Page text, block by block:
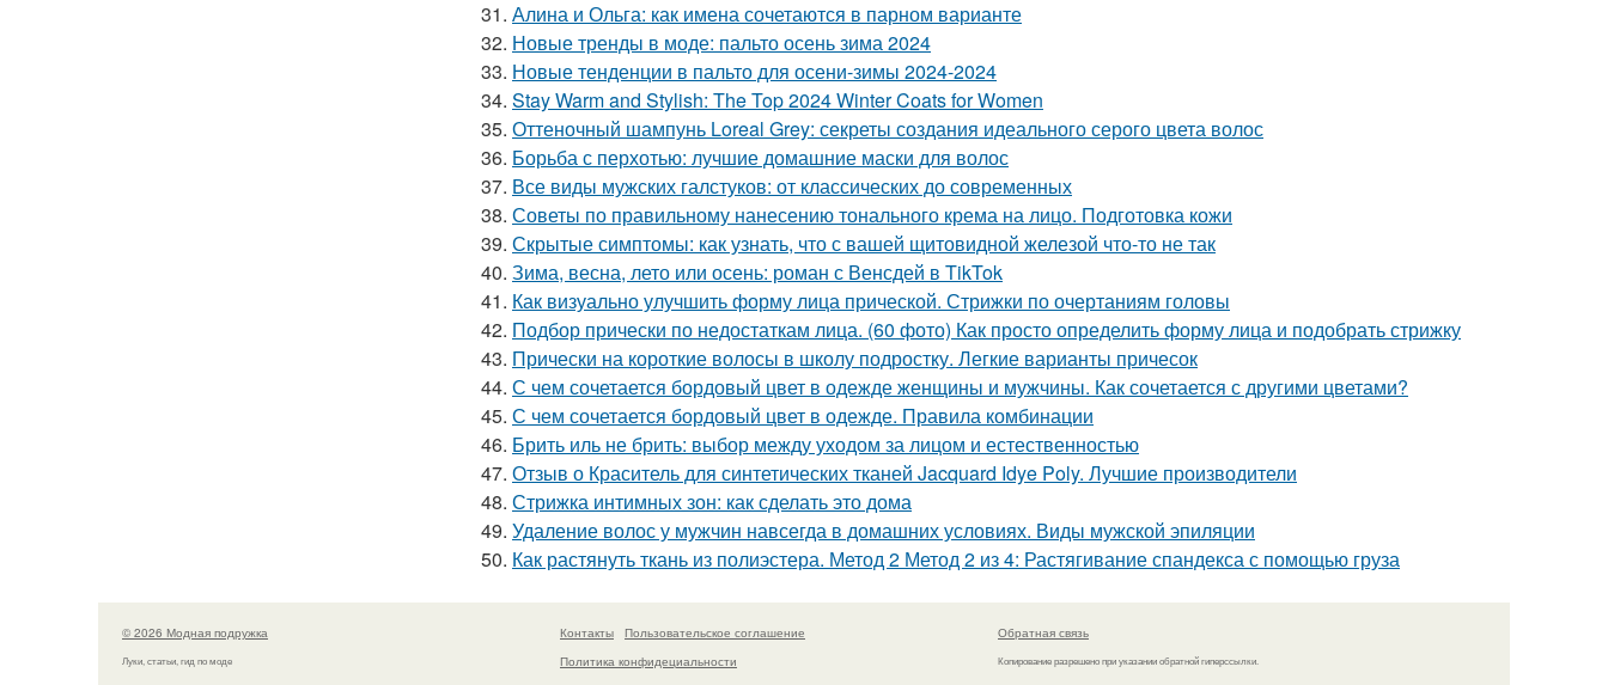
31. Алина и Ольга: как имена сочетаются в парном варианте
32. Новые тренды в моде: пальто осень зима 2024
33. Новые тенденции в пальто для осени-зимы 2024-2024
34. Stay Warm and Stylish: The Top 2024 Winter Coats for Women
35. Оттеночный шампунь Loreal Grey: секреты создания идеального серого цвета волос
36. Борьба с перхотью: лучшие домашние маски для волос
37. Все виды мужских галстуков: от классических до современных
38. Советы по правильному нанесению тонального крема на лицо. Подготовка кожи
39. Скрытые симптомы: как узнать, что с вашей щитовидной железой что-то не так
40. Зима, весна, лето или осень: роман с Венсдей в TikTok
41. Как визуально улучшить форму лица прической. Стрижки по очертаниям головы
42. Подбор прически по недостаткам лица. (60 фото) Как просто определить форму лица и подобрать стрижку
43. Прически на короткие волосы в школу подростку. Легкие варианты причесок
44. С чем сочетается бордовый цвет в одежде женщины и мужчины. Как сочетается с другими цветами?
45. С чем сочетается бордовый цвет в одежде. Правила комбинации
46. Брить иль не брить: выбор между уходом за лицом и естественностью
47. Отзыв о Краситель для синтетических тканей Jacquard Idye Poly. Лучшие производители
48. Стрижка интимных зон: как сделать это дома
49. Удаление волос у мужчин навсегда в домашних условиях. Виды мужской эпиляции
50. Как растянуть ткань из полиэстера. Метод 2 Метод 2 из 4: Растягивание спандекса с помощью груза
© 2026 Модная подружка
Луки, статьи, гид по моде
Контакты
Пользовательское соглашение
Политика конфидециальности
Обратная связь
Копирование разрешено при указании обратной гиперссылки.